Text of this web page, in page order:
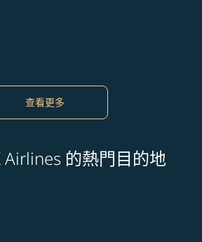
查看更多
Airlines 的熱門目的地